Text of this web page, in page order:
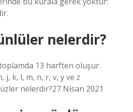
nelerdir?
13 harften oluşur.
j, k, l, m, n, r, v, y ve z
nelerdir?27 Nisan 2021